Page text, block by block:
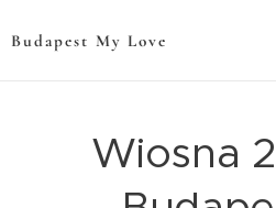
Budapest My Love
Wiosna